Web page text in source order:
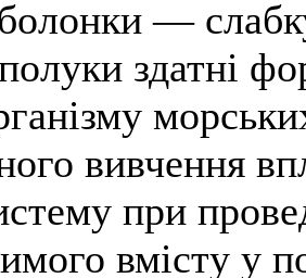
—
здатні
вивчення
при
вмісту у